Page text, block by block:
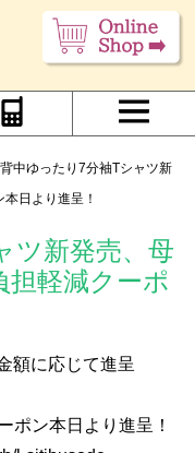
背中ゆったり7分袖Tシャツ新
日より進呈！
ツ新発売、母
担軽減クーポ
額に応じて進呈
ポン本日より進呈！